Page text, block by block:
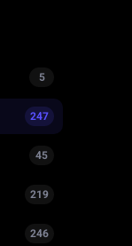
5
247
45
219
246